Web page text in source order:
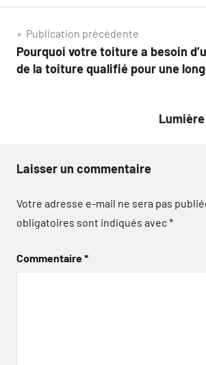
Navigation
de
Publication précédente
Pourquoi votre toiture a besoin
de la toiture qualifié pour une
Laisser un commentaire
Votre adresse e-mail ne sera pas
obligatoires sont indiqués avec*
Commentaire*